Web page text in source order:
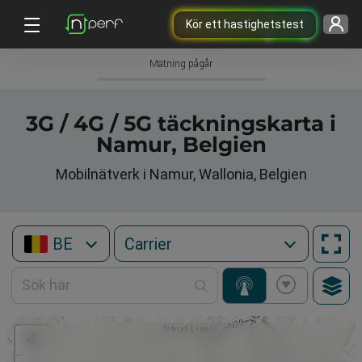
Kör ett hastighetstest
Mätning pågår
3G / 4G / 5G täckningskarta i
Namur, Belgien
Mobilnätverk i Namur, Wallonia, Belgien
BE